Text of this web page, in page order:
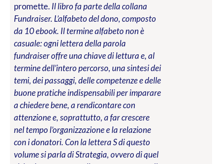
promette. Il libro fa parte della collana
Fundraiser. L’alfabeto del dono, composto
da 10 ebook. Il termine alfabeto non è
casuale: ogni lettera della parola
fundraiser offre una chiave di lettura e, al
termine dell’intero percorso, una sintesi dei
temi, dei passaggi, delle competenze e delle
buone pratiche indispensabili per imparare
a chiedere bene, a rendicontare con
attenzione e, soprattutto, a far crescere
nel tempo l’organizzazione e la relazione
con i donatori. Con la lettera S di questo
volume si parla di Strategia, ovvero di quel